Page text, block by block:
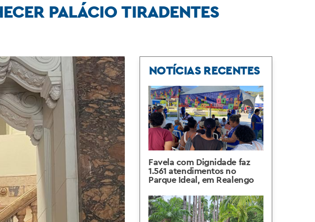
PALÁCIO TIRADENTES
Palácio Tiradentes
NOTÍCIAS RECENTES
Favela com Dignidade faz
1.561 atendimentos no
Parque Ideal, em Realengo